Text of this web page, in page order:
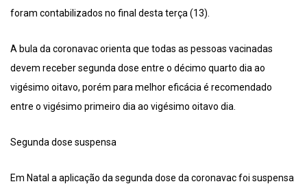
foram contabilizados no final desta terça (13).
A bula da coronavac orienta que todas as pessoas vacinadas
devem receber segunda dose entre o décimo quarto dia ao
vigésimo oitavo, porém para melhor eficácia é recomendado
entre o vigésimo primeiro dia ao vigésimo oitavo dia.
Segunda dose suspensa
Em Natal a aplicação da segunda dose da coronavac foi suspensa